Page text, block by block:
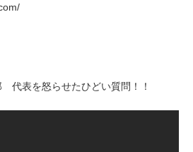
代表を怒らせたひどい質問！！